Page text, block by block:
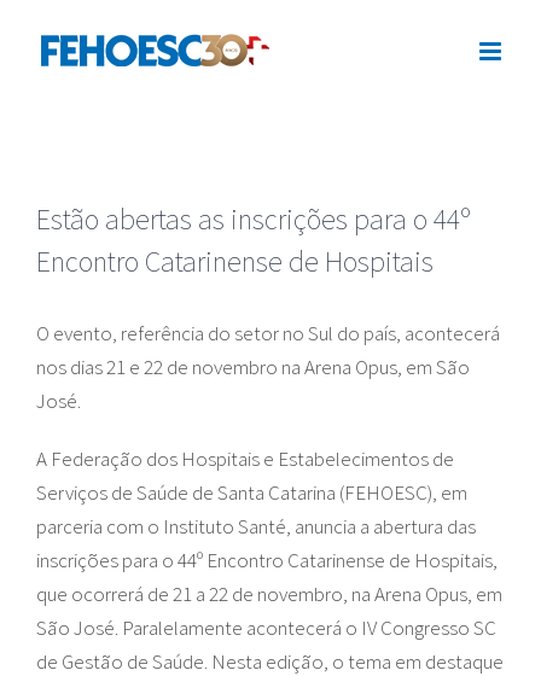
Estão abertas as inscrições para o 44º
Encontro Catarinense de Hospitais
O evento, referência do setor no Sul do país, acontecerá
nos dias 21 e 22 de novembro na Arena Opus, em São
José.
A Federação dos Hospitais e Estabelecimentos de
Serviços de Saúde de Santa Catarina (FEHOESC), em
parceria com o Instituto Santé, anuncia a abertura das
inscrições para o 44º Encontro Catarinense de Hospitais,
que ocorrerá de 21 a 22 de novembro, na Arena Opus, em
São José. Paralelamente acontecerá o IV Congresso SC
de Gestão de Saúde. Nesta edição, o tema em destaque